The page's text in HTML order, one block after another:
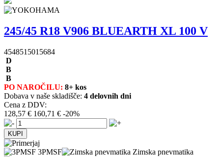
245/45 R18 V906 BLUEARTH XL 100 V
4548515015684
D
B
B
PO NAROČILU: 8+ kos
Dobava v naše skladišče: 4 delovnih dni
Cena z DDV:
128,57 € 160,71 € -20%
3PMSF Zimska pnevmatika